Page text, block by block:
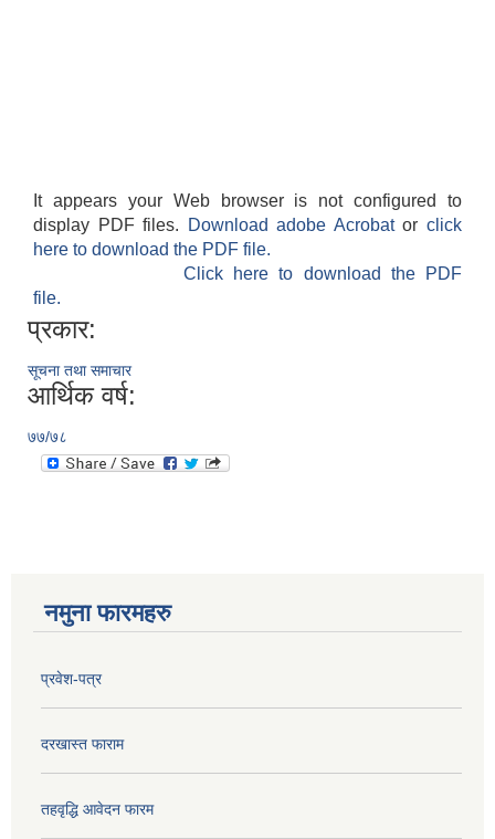
It appears your Web browser is not configured to
display PDF files.
Download adobe Acrobatorclick
here to download the PDF file.
Click here to download the PDF
file.
प्रकार:
सूचना तथा समाचार
आर्थिक वर्ष:
७७/७८
नमुना फारमहरु
प्रवेश-पत्र
दरखास्त फाराम
तहवृद्धि आवेदन फारम